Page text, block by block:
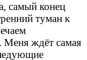
самый конец
туман к
Меня ждёт самая